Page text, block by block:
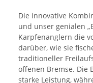
Die innovative
und unser genialen
Karpfenanglern die
darüber, wie sie
traditioneller
offenen Bremse. Die
starke Leistung,